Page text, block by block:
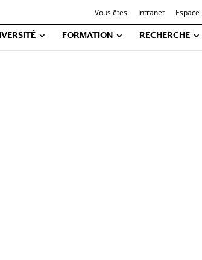
Vous êtes Intranet
FORMATION RECHERCHE